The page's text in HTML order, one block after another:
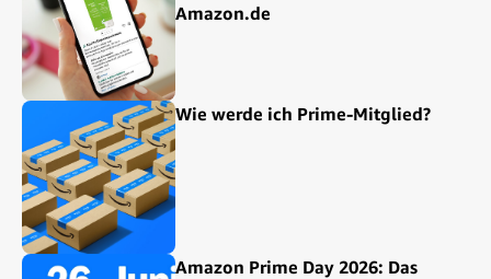
Amazon.de
Wie werde ich Prime-Mitglied?
Amazon Prime Day 2026: Das